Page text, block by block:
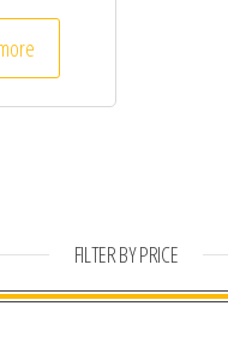
FILTER BY PRICE